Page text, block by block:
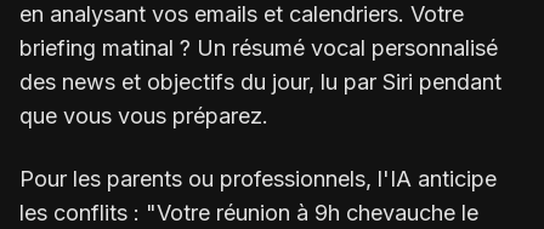
en analysant vos emails et calendriers. Votre
briefing matinal ? Un résumé vocal personnalisé
des news et objectifs du jour, lu par Siri pendant
que vous vous préparez.
Pour les parents ou professionnels, l'IA anticipe
les conflits : "Votre réunion à 9h chevauche le